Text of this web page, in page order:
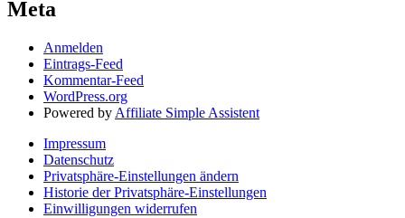
Meta
Anmelden
Eintrags-Feed
Kommentar-Feed
WordPress.org
Powered by Affiliate Simple Assistent
Impressum
Datenschutz
Privatsphäre-Einstellungen ändern
Historie der Privatsphäre-Einstellungen
Einwilligungen widerrufen